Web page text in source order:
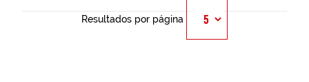
Resultados por página